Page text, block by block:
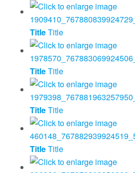
TitleTitle
TitleTitle
TitleTitle
TitleTitle